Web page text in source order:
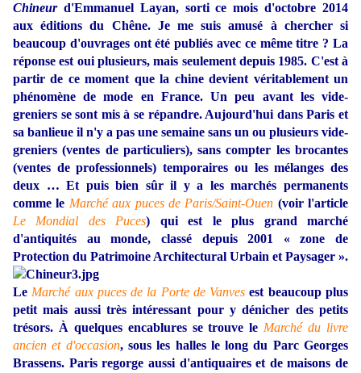
Chineurd'Emmanuel Layan, sorti ce mois d'octobre 2014
aux éditions du Chêne. Je me suis amusé à chercher si
beaucoup d'ouvrages ont été publiés avec ce même titre ? La
réponse est oui plusieurs, mais seulement depuis 1985. C'est à
partir de ce moment que la chine devient véritablement un
phénomène de mode en France. Un peu avant les vide-
greniers se sont mis à se répandre. Aujourd'hui dans Paris et
sa banlieue il n'y a pas une semaine sans un ou plusieurs vide-
greniers (ventes de particuliers), sans compter les brocantes
(ventes de professionnels) temporaires ou les mélanges des
deux … Et puis bien sûr il y a les marchés permanents
comme le Marché aux puces de Paris/Saint-Ouen (voir l'article
Le Mondial des Puces) qui est le plus grand marché
d'antiquités au monde, classé depuis 2001 « zone de
Protection du Patrimoine Architectural Urbain et Paysager ».
Le Marché aux puces de la Porte de Vanves est beaucoup plus
petit mais aussi très intéressant pour y dénicher des petits
trésors. À quelques encablures se trouve le Marché du livre
ancien et d'occasion, sous les halles le long du Parc Georges
Brassens. Paris regorge aussi d'antiquaires et de maisons de